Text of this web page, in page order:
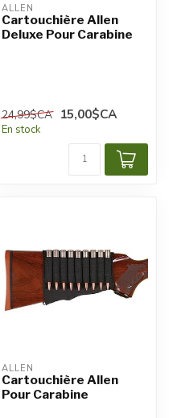
ALLEN
Cartouchière Allen
Deluxe Pour Carabine
24,99$CA 15,00$CA
En stock
ALLEN
Cartouchière Allen
Pour Carabine